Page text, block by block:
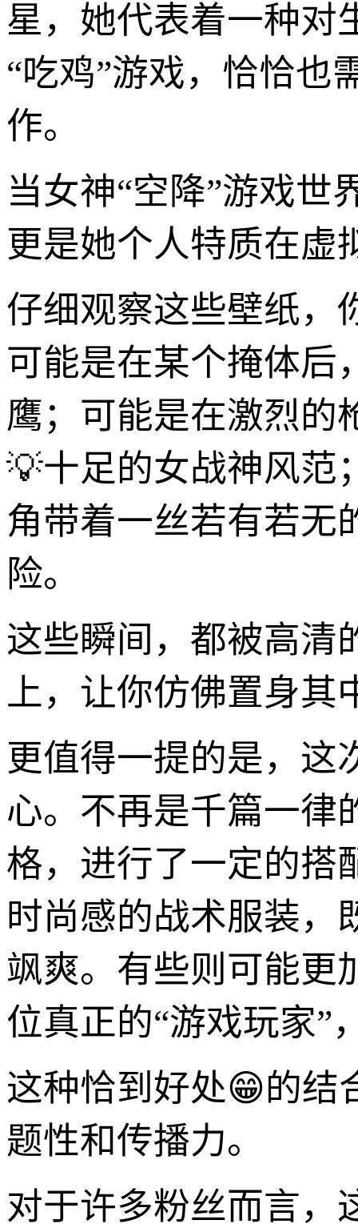
星，她代表着一种对
“吃鸡”游戏，恰恰也
作。
当女神“空降”游戏世
更是她个人特质在虚
仔细观察这些壁纸，
可能是在某个掩体后
鹰；可能是在激烈的
💡十足的女战神风范
角带着一丝若有若无
险。
这些瞬间，都被高清
上，让你仿佛置身其
更值得一提的是，这
心。不再是千篇一律
格，进行了一定的搭
时尚感的战术服装，
飒爽。有些则可能更
位真正的“游戏玩家”
这种恰到好处😁的结
题性和传播力。
对于许多粉丝而言，